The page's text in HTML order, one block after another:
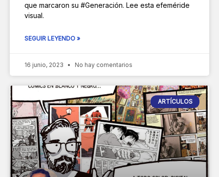
que marcaron su #Generación. Lee esta efeméride
visual.
SEGUIR LEYENDO »
16 junio, 2023 No hay comentarios
ARTÍCULOS